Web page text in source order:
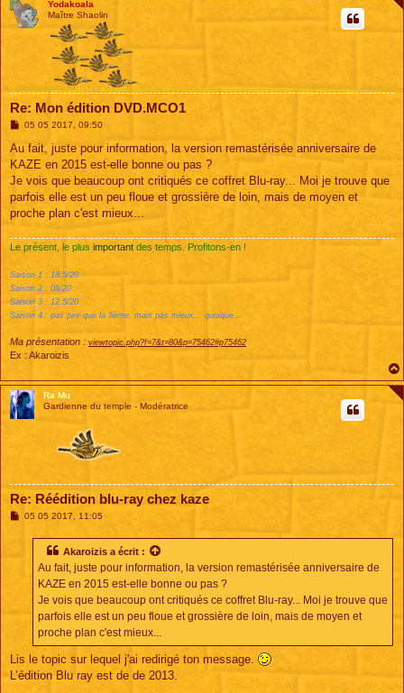
Yodakoala
Maître Shaolin
Re: Mon édition DVD.MCO1
M
s
a
g
05 05 2017, 09:50
Au fait, juste pour information, la version remastérisée anniversaire de
KAZE en 2015 est-elle bonne ou pas ?
Je vois que beaucoup ont critiqués ce coffret Blu-ray... Moi je trouve que
parfois elle est un peu floue et grossière de loin, mais de moyen et
proche plan c'est mieux...
Le présent, le plus important des temps. Profitons-en !
Saison 1 : 18.5/20
Saison 2 : 08/20
Saison 3 : 12.5/20
Saison 4 : pas pire que la 3ème, mais pas mieux... quoique...
Ma présentation : viewtopic.php?f=7&t=80&p=75462#p75462
Ex : Akaroizis
Ra Mu
Gardienne du temple - Modératrice
Re: Réédition blu-ray chez kaze
M05 05 2017, 11:05
Akaroizis a écrit :
Au fait, juste pour information, la version remastérisée anniversaire de
KAZE en 2015 est-elle bonne ou pas ?
Je vois que beaucoup ont critiqués ce coffret Blu-ray... Moi je trouve que
parfois elle est un peu floue et grossière de loin, mais de moyen et
proche plan c'est mieux...
Lis le topic sur lequel j'ai redirigé ton message.
L’édition Blu ray est de de 2013.